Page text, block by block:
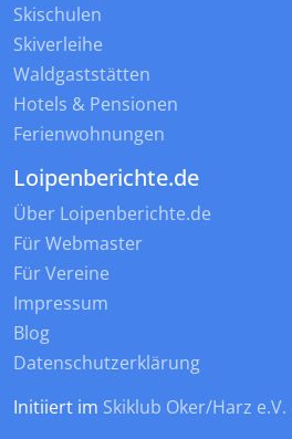
Skischulen
Skiverleihe
Waldgaststätten
Hotels & Pensionen
Ferienwohnungen
Loipenberichte.de
Über Loipenberichte.de
Für Webmaster
Für Vereine
Impressum
Blog
Datenschutzerklärung
Initiiert im Skiklub Oker/Harz e.V.